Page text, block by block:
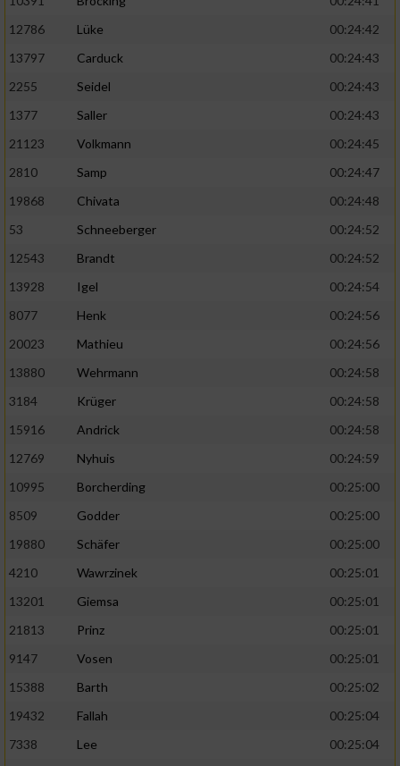
12786
Lüke
00:24:42
13797
Carduck
00:24:43
2255
Seidel
00:24:43
1377
Saller
00:24:43
21123
Volkmann
00:24:45
2810
Samp
00:24:47
19868
Chivata
00:24:48
53
Schneeberger
00:24:52
12543
Brandt
00:24:52
13928
Igel
00:24:54
8077
Henk
00:24:56
20023
Mathieu
00:24:56
13880
Wehrmann
00:24:58
3184
Krüger
00:24:58
15916
Andrick
00:24:58
12769
Nyhuis
00:24:59
10995
Borcherding
00:25:00
8509
Godder
00:25:00
19880
Schäfer
00:25:00
4210
Wawrzinek
00:25:01
13201
Giemsa
00:25:01
21813
Prinz
00:25:01
9147
Vosen
00:25:01
15388
Barth
00:25:02
19432
Fallah
00:25:04
7338
Lee
00:25:04